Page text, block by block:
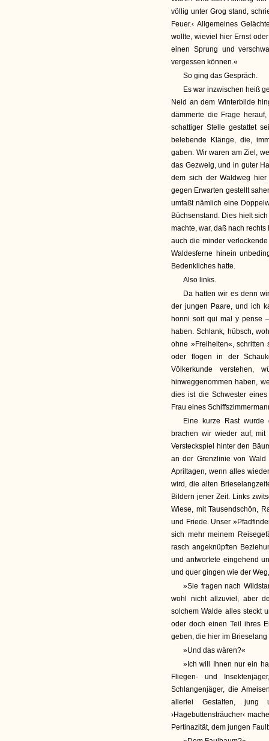
völlig unter Grog stand,
Feuer.‹ Allgemeines
wollte, wieviel hier Ernst
einen Sprung und
vergessen können.«
So ging das Gespräch.
Es war inzwischen heiß
Neid an dem Winterbilde
dämmerte die Frage
schattiger Stelle gestattet
belebende Klänge, die,
gaben. Wir waren am Ziel,
das Gezweig, und in guter
dem sich der Waldweg
gegen Erwarten gestellt
umfaßt nämlich eine
Büchsenstand. Dies hielt
machte, war, daß nach
auch die minder
Waldesferne hinein
Bedenkliches hatte.
Also links.
Da hatten wir es denn
der jungen Paare, und ich
honni soit qui mal y pense
haben. Schlank, hübsch,
ohne »Freiheiten«,
oder flogen in der
Völkerkunde verstehen,
hinweggenommen haben,
dies ist die Schwester
Frau eines
Eine kurze Rast wurde
brachen wir wieder auf,
Versteckspiel hinter den
an der Grenzlinie von
Apriltagen, wenn alles
wird, die alten
Bildern jener Zeit. Links
Wiese, mit Tausendschön,
und Friede. Unser
sich mehr meinem
rasch angeknüpften
und antwortete eingehend
und quer gingen wie der
»Sie fragen nach
wohl nicht allzuviel, aber
solchem Walde alles steckt
oder doch einen Teil ihres
geben, die hier im
»Und das wären?«
»Ich will Ihnen nur ein
Fliegen- und
Schlangenjäger, die
allerlei Gestalten,
›Hagebuttensträucher‹
Pertinazität, dem jungen